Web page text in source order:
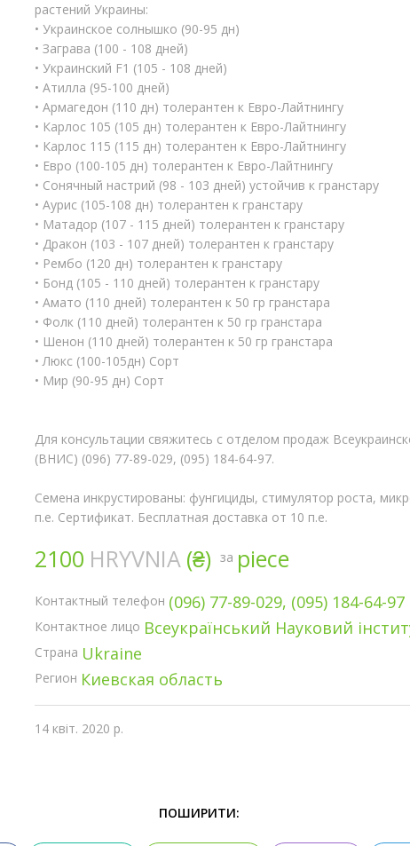
растений Украины:
• Украинское солнышко (90-95 дн)
• Заграва (100 - 108 дней)
• Украинский F1 (105 - 108 дней)
• Атилла (95-100 дней)
• Армагедон (110 дн) толерантен к Евро-Лайтнингу
• Карлос 105 (105 дн) толерантен к Евро-Лайтнингу
• Карлос 115 (115 дн) толерантен к Евро-Лайтнингу
• Евро (100-105 дн) толерантен к Евро-Лайтнингу
• Сонячный настрий (98 - 103 дней) устойчив к гранстару
• Аурис (105-108 дн) толерантен к гранстару
• Матадор (107 - 115 дней) толерантен к гранстару
• Дракон (103 - 107 дней) толерантен к гранстару
• Рембо (120 дн) толерантен к гранстару
• Бонд (105 - 110 дней) толерантен к гранстару
• Амато (110 дней) толерантен к 50 гр гранстара
• Фолк (110 дней) толерантен к 50 гр гранстара
• Шенон (110 дней) толерантен к 50 гр гранстара
• Люкс (100-105дн) Сорт
• Мир (90-95 дн) Сорт
Для консультации свяжитесь с отделом продаж
(ВНИС) (096) 77-89-029, (095) 184-64-97.
Семена инкрустированы: фунгициды, стимулятор роста,
п.е. Сертификат. Бесплатная доставка от 10 п.е.
2100 HRYVNIA (₴) за piece
Контактный телефон (096) 77-89-029, (095) 184-64-97
Контактное лицо Всеукраїнський Науковий
Страна Ukraine
Регион Киевская область
14 квіт. 2020 р.
ПОШИРИТИ: